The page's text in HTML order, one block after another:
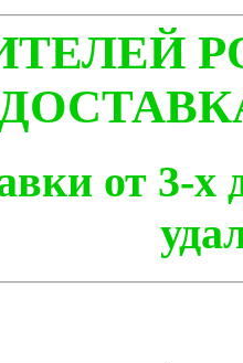
от 3-х